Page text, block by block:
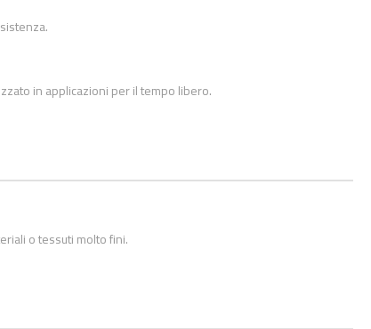
in applicazioni per il tempo libero.
o tessuti molto fini.